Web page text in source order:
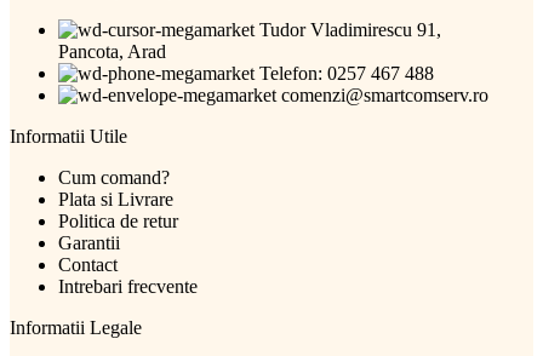
Tudor Vladimirescu 91,
Pancota, Arad
Telefon: 0257 467 488
comenzi@smartcomserv.ro
Informatii Utile
Cum comand?
Plata si Livrare
Politica de retur
Garantii
Contact
Intrebari frecvente
Informatii Legale